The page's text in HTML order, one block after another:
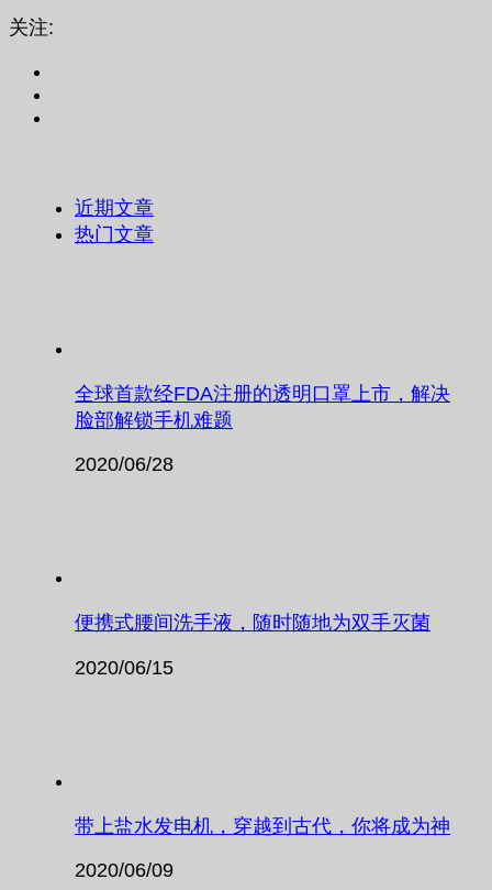
关注:
近期文章
热门文章
全球首款经FDA注册的透明口罩上市，解决
脸部解锁手机难题
2020/06/28
便携式腰间洗手液，随时随地为双手灭菌
2020/06/15
带上盐水发电机，穿越到古代，你将成为神
2020/06/09